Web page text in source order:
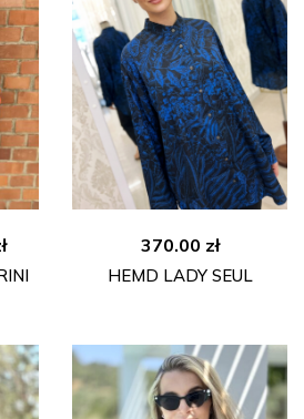
Aktueller
Preis
370.00 zł
HEMD LADY SEUL